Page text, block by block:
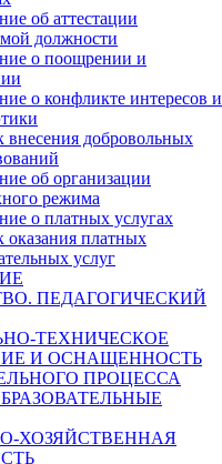
об аттестации
должности
о поощрении и
о конфликте интересов и
внесения добровольных
об организации
режима
о платных услугах
оказания платных
услуг
ПЕДАГОГИЧЕСКИЙ
ТЕХНИЧЕСКОЕ
И ОСНАЩЕННОСТЬ
ПРОЦЕССА
ХОЗЯЙСТВЕННАЯ